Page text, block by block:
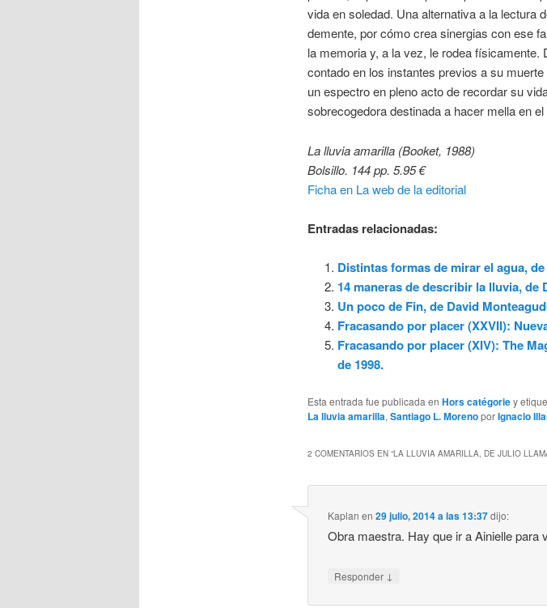
vida en soledad. Una alternativa a la lectura
demente, por cómo crea sinergias con ese
la memoria y, a la vez, le rodea físicamente.
contado en los instantes previos a su
un espectro en pleno acto de recordar su
sobrecogedora destinada a hacer mella en el
La lluvia amarilla (Booket, 1988)
Bolsillo. 144 pp. 5.95 €
Ficha en La web de la editorial
Entradas relacionadas:
Distintas formas de mirar el agua,
14 maneras de describir la lluvia, de
Un poco de Fin, de David
Fracasando por placer (XXVII):
Fracasando por placer (XIV): The
de 1998.
Esta entrada fue publicada en Hors catégoriey
La lluvia amarilla, Santiago L. MorenoporIgnacio
2 COMENTARIOS EN “LA LLUVIA AMARILLA, DE JULIO
Kaplan en29 julio, 2014 a las 13:37dijo:
Obra maestra. Hay que ir a Ainielle para
Responder ↓